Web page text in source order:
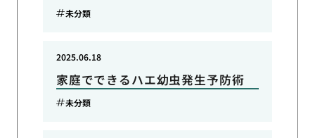
未分類
家庭でできるハエ幼虫発生予防術
2025.06.18
未分類